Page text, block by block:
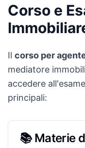
Corso e
Il corso per
mediatore
accedere
principali:
📚 Materie